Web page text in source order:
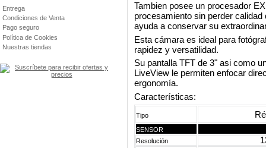
Entrega
Condiciones de Venta
Pago seguro
Política de Cookies
Nuestras tiendas
Tambien posee un procesador
procesamiento sin perder
ayuda a conservar su
Esta cámara es ideal para
rapidez y versatilidad.
Su pantalla TFT de 3" asi como
LiveView le permiten enfocar
ergonomía.
Características:
Tipo
SENSOR
Resolución